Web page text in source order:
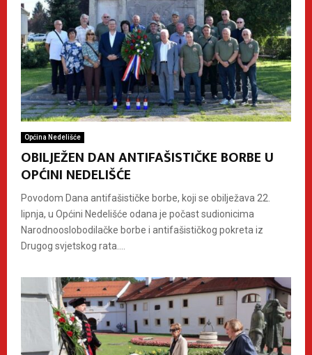
Općina Nedelišće
OBILJEŽEN DAN ANTIFAŠISTIČKE BORBE U
OPĆINI NEDELIŠĆE
Povodom Dana antifašističke borbe, koji se obilježava 22.
lipnja, u Općini Nedelišće odana je počast sudionicima
Narodnooslobodilačke borbe i antifašističkog pokreta iz
Drugog svjetskog rata....